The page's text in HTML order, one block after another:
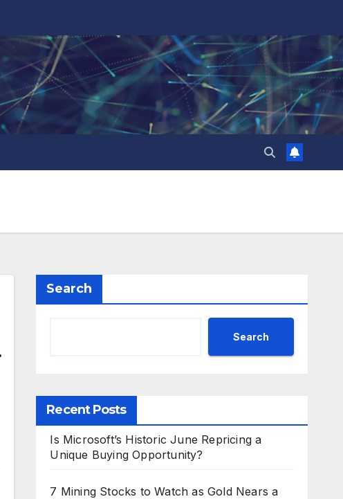
Search
Search
Recent Posts
Is Microsoft’s Historic June Repricing a
Unique Buying Opportunity?
7 Mining Stocks to Watch as Gold Nears a